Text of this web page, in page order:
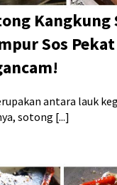
Kangkung
Sos
antara lauk
sotong [...]